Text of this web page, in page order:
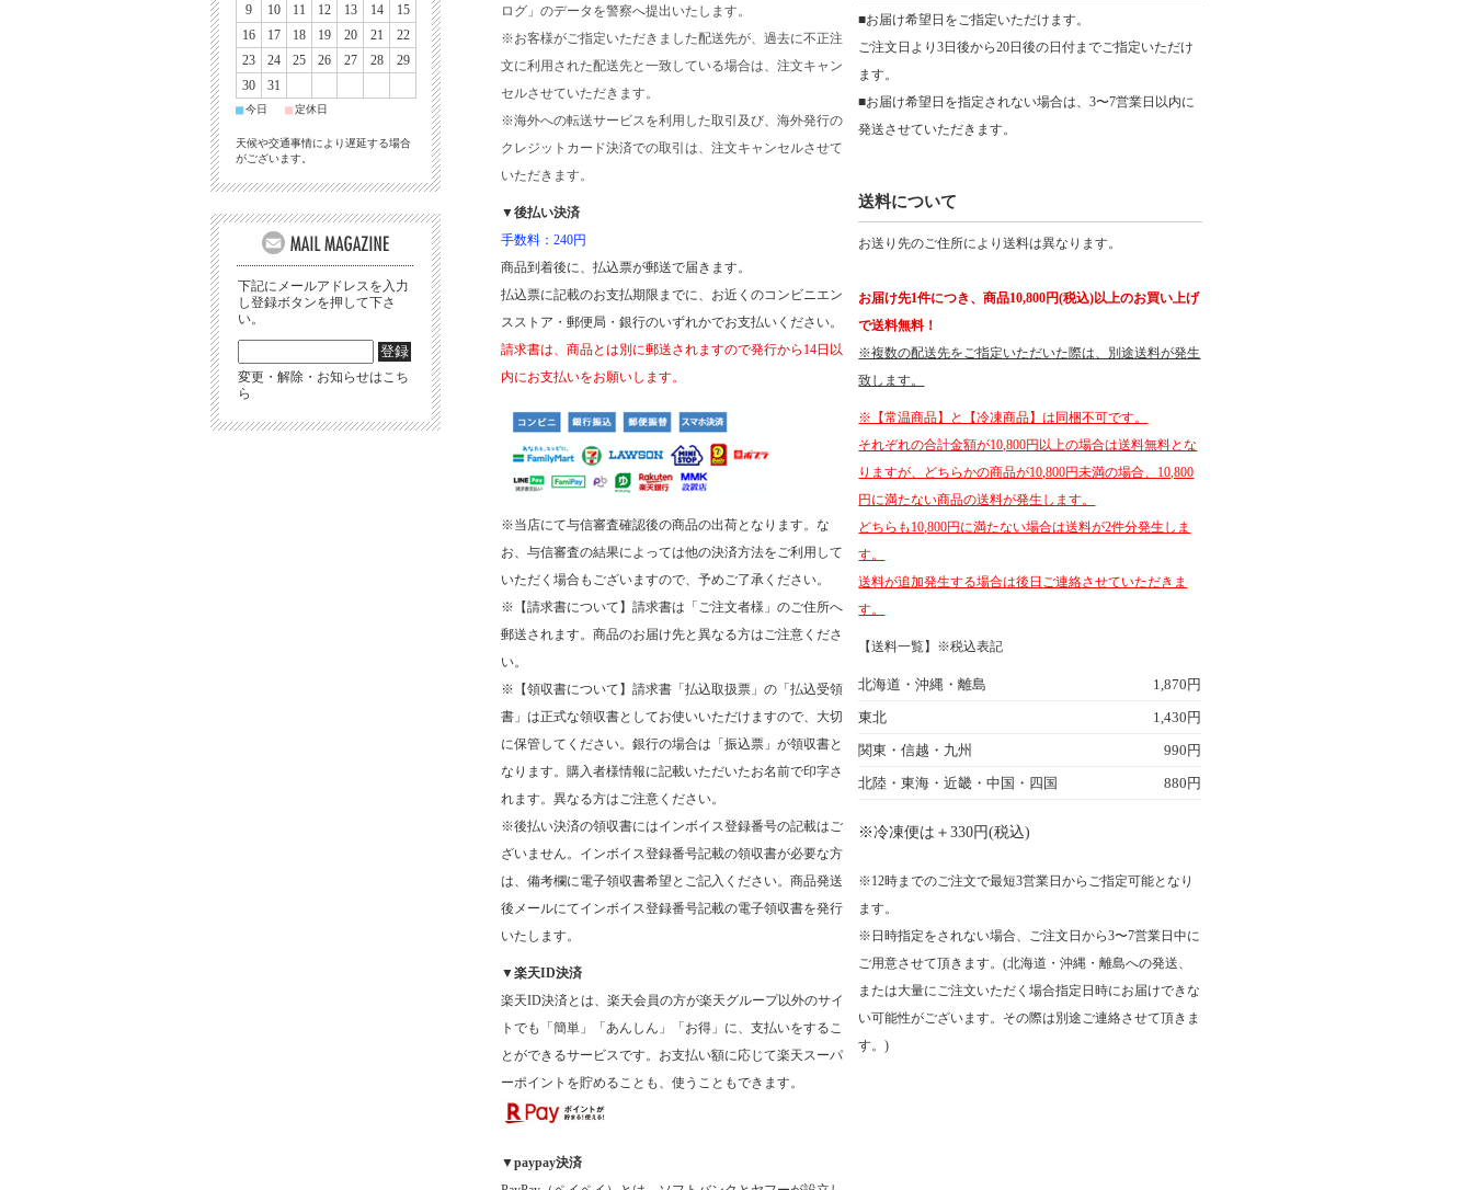
ログ」のデータを警察へ提出いたします。
※お客様がご指定いただきました配送先が、過去に不正注
文に利用された配送先と一致している場合は、注文キャン
セルさせていただきます。
※海外への転送サービスを利用した取引及び、海外発行の
クレジットカード決済での取引は、注文キャンセルさせて
いただきます。
▼後払い決済
手数料：240円
商品到着後に、払込票が郵送で届きます。
払込票に記載のお支払期限までに、お近くのコンビニエン
スストア・郵便局・銀行のいずれかでお支払いください。
請求書は、商品とは別に郵送されますので発行から14日以
内にお支払いをお願いします。
※当店にて与信審査確認後の商品の出荷となります。な
お、与信審査の結果によっては他の決済方法をご利用して
いただく場合もございますので、予めご了承ください。
※【請求書について】請求書は「ご注文者様」のご住所へ
郵送されます。商品のお届け先と異なる方はご注意くださ
い。
※【領収書について】請求書「払込取扱票」の「払込受領
書」は正式な領収書としてお使いいただけますので、大切
に保管してください。銀行の場合は「振込票」が領収書と
なります。購入者様情報に記載いただいたお名前で印字さ
れます。異なる方はご注意ください。
※後払い決済の領収書にはインボイス登録番号の記載はご
ざいません。インボイス登録番号記載の領収書が必要な方
は、備考欄に電子領収書希望とご記入ください。商品発送
後メールにてインボイス登録番号記載の電子領収書を発行
いたします。
▼楽天ID決済
楽天ID決済とは、楽天会員の方が楽天グループ以外のサイ
トでも「簡単」「あんしん」「お得」に、支払いをするこ
とができるサービスです。お支払い額に応じて楽天スーパ
ーポイントを貯めることも、使うこともできます。
▼paypay決済
■お届け希望日をご指定いただけます。
ご注文日より3日後から20日後の日付までご指定いただけ
ます。
■お届け希望日を指定されない場合は、3〜7営業日以内に
発送させていただきます。
送料について
お送り先のご住所により送料は異なります。
お届け先1件につき、商品10,800円(税込)以上のお買い上げ
で送料無料！
※複数の配送先をご指定いただいた際は、別途送料が発生
致します。
※【常温商品】と【冷凍商品】は同梱不可です。
それぞれの合計金額が10,800円以上の場合は送料無料とな
りますが、どちらかの商品が10,800円未満の場合、10,800
円に満たない商品の送料が発生します。
どちらも10,800円に満たない場合は送料が2件分発生しま
す。
送料が追加発生する場合は後日ご連絡させていただきま
す。
【送料一覧】※税込表記
北海道・沖縄・離島
1,870円
東北
1,430円
関東・信越・九州
990円
北陸・東海・近畿・中国・四国
880円
※冷凍便は＋330円(税込)
※12時までのご注文で最短3営業日からご指定可能となり
ます。
※日時指定をされない場合、ご注文日から3〜7営業日中に
ご用意させて頂きます。(北海道・沖縄・離島への発送、
または大量にご注文いただく場合指定日時にお届けできな
い可能性がございます。その際は別途ご連絡させて頂きま
す。)
9
10 11 12 13 14
15
16
17 18 19 20 21
22
23
24 25 26 27 28
29
30
31
■今日 ■定休日
天候や交通事情により遅延する場合
がございます。
下記にメールアドレスを入力
し登録ボタンを押して下さ
い。
変更・解除・お知らせはこち
ら